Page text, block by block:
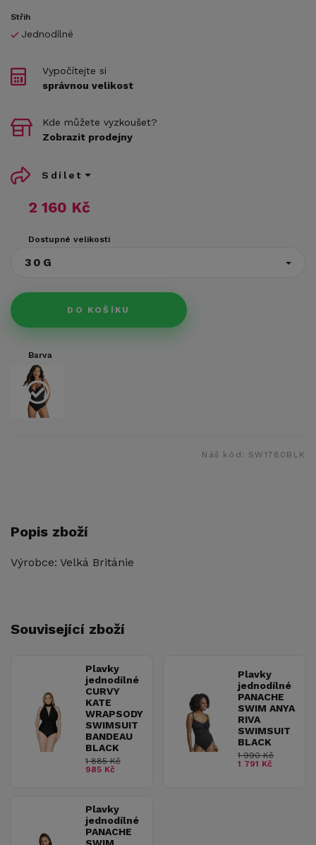
Střih
Jednodílné
2 160 Kč
Dostupné velikosti
30G
DO KOŠÍKU
Vypočítejte si
správnou velikost
Kde můžete vyzkoušet?
Zobrazit prodejny
Sdílet
Barva
Náš kód: SW1780BLK
Popis zboží
Výrobce: Velká Británie
Související zboží
Plavky
jednodílné
CURVY
KATE
WRAPSODY
SWIMSUIT
BANDEAU
BLACK
1 885 Kč
985 Kč
Plavky
jednodílné
PANACHE
SWIM ANYA
RIVA
SWIMSUIT
BLACK
1 990 Kč
1 791 Kč
Plavky
jednodílné
PANACHE